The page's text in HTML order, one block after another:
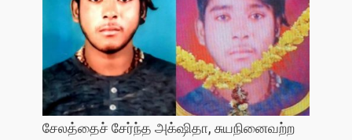
சேலத்தைச் சேர்ந்த அக்‌ஷிதா, சுயநினைவற்ற